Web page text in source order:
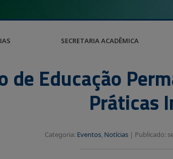
SECRETARIA ACADÊMICA
de Educação
Práticas
Categoria: Eventos, Notícias | Publicado: